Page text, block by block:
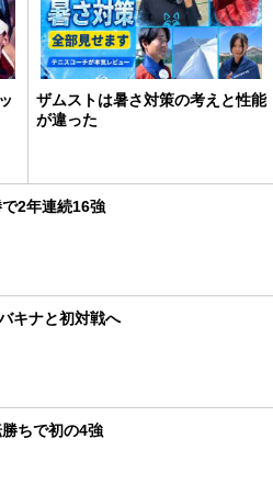
ザムストは暑さ対策の考えと性能
が違った
2年連続16強
キナと初対戦へ
ちで初の4強